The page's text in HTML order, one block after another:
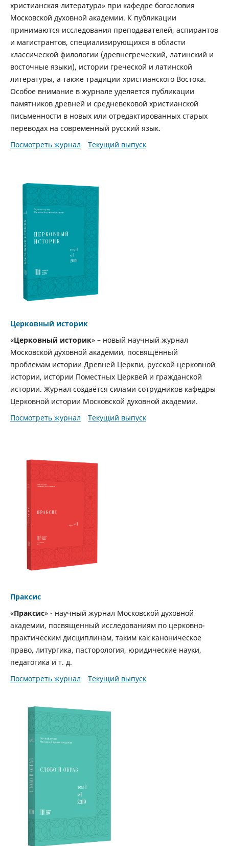
христианская литература» при кафедре богословия
Московской духовной академии. К публикации
принимаются исследования преподавателей, аспирантов
и магистрантов, специализирующихся в области
классической филологии (древнегреческий, латинский и
восточные языки), истории греческой и латинской
литературы, а также традиции христианского Востока.
Особое внимание в журнале уделяется публикации
памятников древней и средневековой христианской
письменности в новых или отредактированных старых
переводах на современный русский язык.
Посмотреть журнал
Текущий выпуск
Церковный историк
«Церковный историк» – новый научный журнал
Московской духовной академии, посвящённый
проблемам истории Древней Церкви, русской церковной
истории, истории Поместных Церквей и гражданской
истории. Журнал создаётся силами сотрудников кафедры
Церковной истории Московской духовной академии.
Посмотреть журнал
Текущий выпуск
Праксис
«Праксис» - научный журнал Московской духовной
академии, посвященный исследованиям по церковно-
практическим дисциплинам, таким как каноническое
право, литургика, пасторология, юридические науки,
педагогика и т. д.
Посмотреть журнал
Текущий выпуск